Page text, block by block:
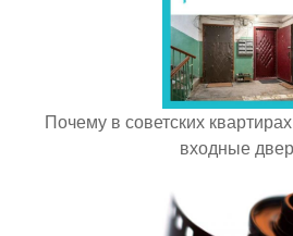
Почему в советских
входные